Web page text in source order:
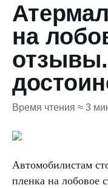
на
Время чтения ≈ 3
Автомобилистам
пленка на лобовое